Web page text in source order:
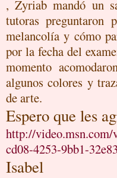
, Zyriab mandó un
tutoras preguntaron
melancolía y cómo
por la fecha del
momento
algunos colores y
de arte.
Espero que les
http://video.msn.com/
cd08-4253-9bb1-
Isabel